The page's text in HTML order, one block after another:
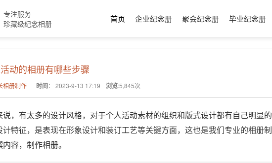
专注服务
珍藏级纪念相册
首页 企业纪念册 聚会纪念册 毕业纪念册
动的相册有哪些步骤
相册制作 时间： 2023-9-13 17:19 浏览:5,845次
，有太多的设计风格，对于个人活动素材的组织和版式设计都有自己明显的
特征，是表现在形象设计和装订工艺等关键方面，这也是我们专业的相册制
容，制作相册。